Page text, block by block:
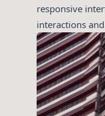
responsive
interactions